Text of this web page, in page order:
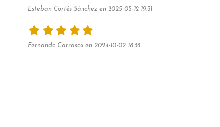
Esteban Cortés Sánchez en 2025-05-12 19:31
Fernando Carrasco en 2024-10-02 18:38